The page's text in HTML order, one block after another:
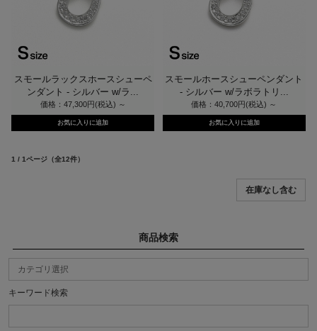
スモールラックスホースシューペ
ンダント - シルバー w/ラ...
価格：47,300円(税込) ～
スモールホースシューペンダント
- シルバー w/ラボラトリ...
価格：40,700円(税込) ～
1 / 1ページ （全12件）
商品検索
キーワード検索